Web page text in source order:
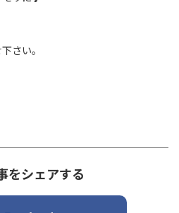
さい。
をシェアする